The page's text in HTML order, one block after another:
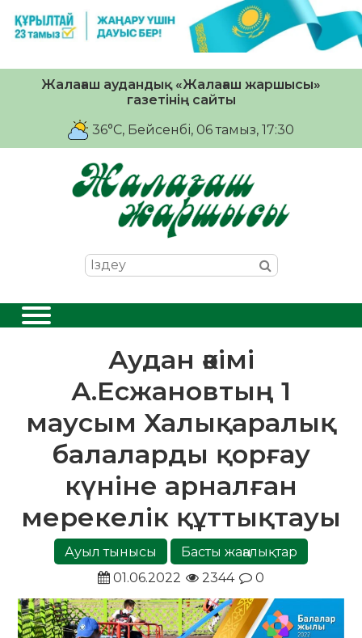
Жалағаш аудандық «Жалағаш жаршысы»
газетінің сайты
36°C, Бейсенбі, 06 тамыз, 17:30
Аудан әкімі
А.Есжановтың 1
маусым Халықаралық
балаларды қорғау
күніне арналған
мерекелік құттықтауы
Ауыл тынысы
Басты жаңалықтар
01.06.2022
2344 0